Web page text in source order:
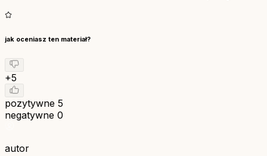
jak oceniasz ten materiał?
+5
pozytywne 5
negatywne 0
autor